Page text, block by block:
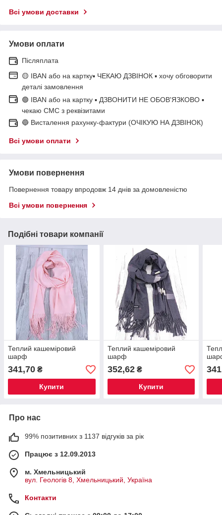
Всі умови доставки
Умови оплати
Післяплата
🟡 IBAN або на картку▪ ЧЕКАЮ ДЗВІНОК ▪ хочу обговорити
деталі замовлення
🟢 IBAN або на картку ▪ ДЗВОНИТИ НЕ ОБОВ'ЯЗКОВО ▪
чекаю СМС з реквізитами
🔵 Висталення рахунку-фактури (ОЧІКУЮ НА ДЗВІНОК)
Всі умови оплати
Умови повернення
Повернення товару впродовж 14 днів за домовленістю
Всі умови повернення
Подібні товари компанії
Теплий кашеміровий
шарф
341,70 ₴
Купити
Теплий кашеміровий
шарф
352,62₴
Купити
Про нас
99% позитивних з 1137 відгуків за рік
Працює з 12.09.2013
м. Хмельницький
вул. Геологів 8, Хмельницький, Україна
Контакти